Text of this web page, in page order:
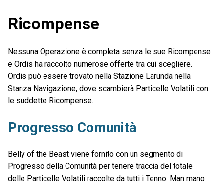
Ricompense
Nessuna Operazione è completa senza le sue Ricompense
e Ordis ha raccolto numerose offerte tra cui scegliere.
Ordis può essere trovato nella Stazione Larunda nella
Stanza Navigazione, dove scambierà Particelle Volatili con
le suddette Ricompense.
Progresso Comunità
Belly of the Beast viene fornito con un segmento di
Progresso della Comunità per tenere traccia del totale
delle Particelle Volatili raccolte da tutti i Tenno. Man mano